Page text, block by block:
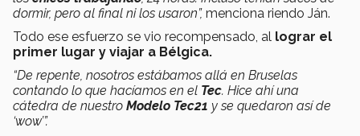
dormir, pero al final ni los usaron”, menciona riendo Ján.
Todo ese esfuerzo se vio recompensado, al lograr el
primer lugar y viajar a Bélgica.
“De repente, nosotros estábamos allá en Bruselas
contando lo que hacíamos en el Tec. Hice ahí una
cátedra de nuestro Modelo Tec21 y se quedaron así de
‘wow’”.